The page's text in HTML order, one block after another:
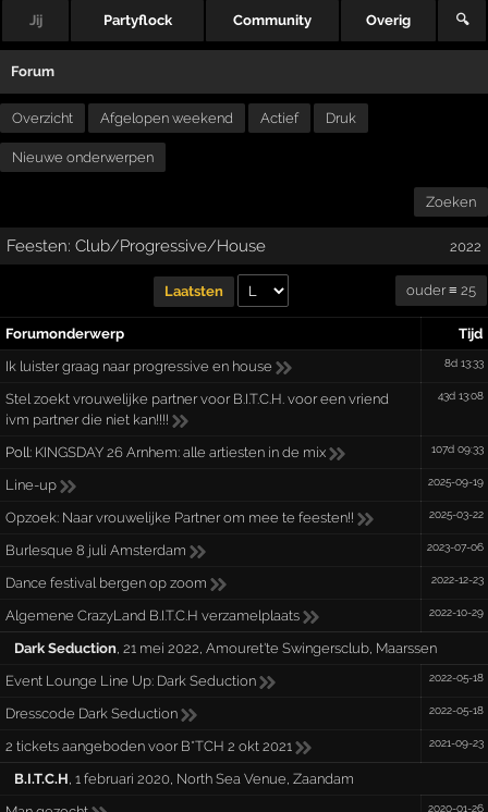
Jij Partyflock Community Overig 🔍
Forum
Overzicht Afgelopen weekend Actief Druk
Nieuwe onderwerpen
Zoeken
Feesten: Club/Progressive/House 2022
Laatsten ouder ≡ 25
Forumonderwerp
Tijd
Ik luister graag naar progressive en house
8d 13:33
Stel zoekt vrouwelijke partner voor B.I.T.C.H. voor een vriend
ivm partner die niet kan!!!!
43d 13:08
Poll: KINGSDAY 26 Arnhem: alle artiesten in de mix 107d 09:33
Line-up 2025-09-19
Opzoek: Naar vrouwelijke Partner om mee te feesten!! 2025-03-22
Burlesque 8 juli Amsterdam 2023-07-06
Dance festival bergen op zoom 2022-12-23
Algemene CrazyLand B.I.T.C.H verzamelplaats 2022-10-29
Dark Seduction, 21 mei 2022, Amouret'te Swingersclub, Maarssen
Event Lounge Line Up: Dark Seduction
2022-05-18
Dresscode Dark Seduction 2022-05-18
2 tickets aangeboden voor B*TCH 2 okt 2021 2021-09-23
B.I.T.C.H, 1 februari 2020, North Sea Venue, Zaandam
2020-01-26